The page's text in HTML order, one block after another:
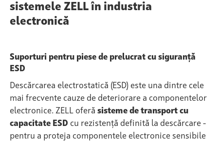
sistemele ZELL în industria
electronică
Suporturi pentru piese de prelucrat cu siguranță
ESD
Descărcarea electrostatică (ESD) este una dintre cele
mai frecvente cauze de deteriorare a componentelor
electronice. ZELL oferă sisteme de transport cu
capacitate ESD cu rezistență definită la descărcare -
pentru a proteja componentele electronice sensibile